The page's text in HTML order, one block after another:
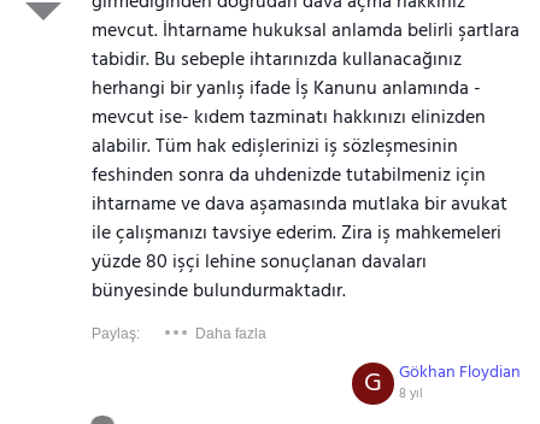
mevcut. İhtarname hukuksal anlamda belirli şartlara
tabidir. Bu sebeple ihtarınızda kullanacağınız
herhangi bir yanlış ifade İş Kanunu anlamında -
mevcut ise- kıdem tazminatı hakkınızı elinizden
alabilir. Tüm hak edişlerinizi iş sözleşmesinin
feshinden sonra da uhdenizde tutabilmeniz için
ihtarname ve dava aşamasında mutlaka bir avukat
ile çalışmanızı tavsiye ederim. Zira iş mahkemeleri
yüzde 80 işçi lehine sonuçlanan davaları
bünyesinde bulundurmaktadır.
Paylaş: Daha fazla
Gökhan Floydian
8 yıl
G